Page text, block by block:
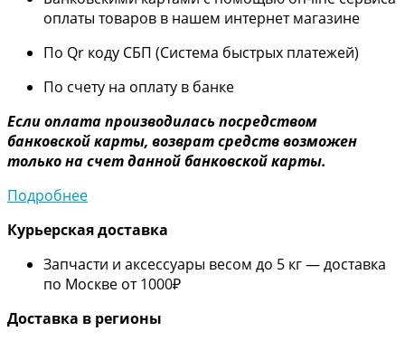
оплаты товаров в нашем интернет магазине
По Qr коду СБП (Система быстрых платежей)
По счету на оплату в банке
Если оплата производилась посредством
банковской карты, возврат средств возможен
только на счет данной банковской карты.
Подробнее
Курьерская доставка
Запчасти и аксессуары весом до 5 кг — доставка
по Москве от 1000₽
Доставка в регионы